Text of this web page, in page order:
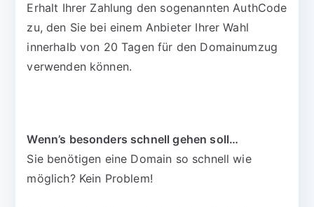
Erhalt Ihrer Zahlung den sogenannten AuthCode
zu, den Sie bei einem Anbieter Ihrer Wahl
innerhalb von 20 Tagen für den Domainumzug
verwenden können.
Wenn’s besonders schnell gehen soll…
Sie benötigen eine Domain so schnell wie
möglich? Kein Problem!